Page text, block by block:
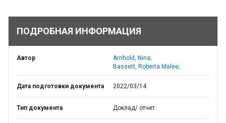
ПОДРОБНАЯ ИНФОРМАЦИЯ
Автор
Arnhold, Nina;
Bassett, Roberta Malee;
Дата подготовки документа 2022/03/14
Тип документа Доклад/ отчет